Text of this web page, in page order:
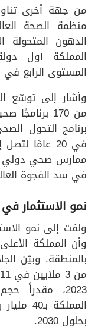
من جهة أخرى
منظمة الصحة
الدهون المتحولة
المملكة أول
المستوى الرابع في
وأشار إلى توسّع
من 170
ممارس صحي دولي
في سد الفجوة
نمو الاستثمار
ولفت إلى نمو
وأن المملكة
بالمنطقة. وبيّن
2023،
بحلول 2030.